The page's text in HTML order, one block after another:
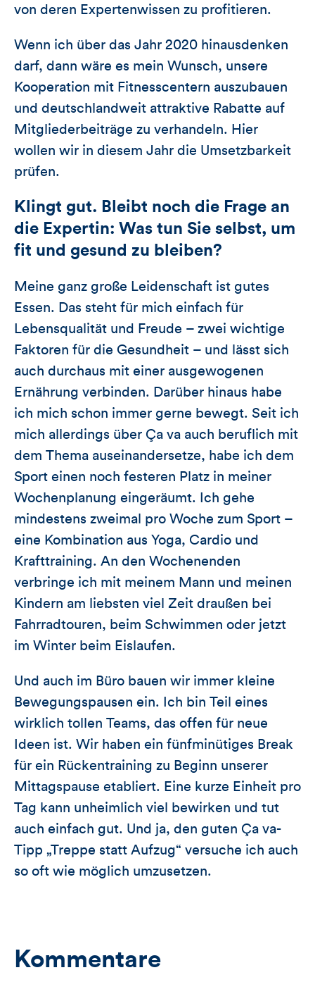
von deren Expertenwissen zu profitieren.
Wenn ich über das Jahr 2020 hinausdenken
darf, dann wäre es mein Wunsch, unsere
Kooperation mit Fitnesscentern auszubauen
und deutschlandweit attraktive Rabatte auf
Mitgliederbeiträge zu verhandeln. Hier
wollen wir in diesem Jahr die Umsetzbarkeit
prüfen.
Klingt gut. Bleibt noch die Frage an
die Expertin: Was tun Sie selbst, um
fit und gesund zu bleiben?
Meine ganz große Leidenschaft ist gutes
Essen. Das steht für mich einfach für
Lebensqualität und Freude – zwei wichtige
Faktoren für die Gesundheit – und lässt sich
auch durchaus mit einer ausgewogenen
Ernährung verbinden. Darüber hinaus habe
ich mich schon immer gerne bewegt. Seit ich
mich allerdings über Ça va auch beruflich mit
dem Thema auseinandersetze, habe ich dem
Sport einen noch festeren Platz in meiner
Wochenplanung eingeräumt. Ich gehe
mindestens zweimal pro Woche zum Sport –
eine Kombination aus Yoga, Cardio und
Krafttraining. An den Wochenenden
verbringe ich mit meinem Mann und meinen
Kindern am liebsten viel Zeit draußen bei
Fahrradtouren, beim Schwimmen oder jetzt
im Winter beim Eislaufen.
Und auch im Büro bauen wir immer kleine
Bewegungspausen ein. Ich bin Teil eines
wirklich tollen Teams, das offen für neue
Ideen ist. Wir haben ein fünfminütiges Break
für ein Rückentraining zu Beginn unserer
Mittagspause etabliert. Eine kurze Einheit pro
Tag kann unheimlich viel bewirken und tut
auch einfach gut. Und ja, den guten Ça va-
Tipp „Treppe statt Aufzug“ versuche ich auch
so oft wie möglich umzusetzen.
Kommentare